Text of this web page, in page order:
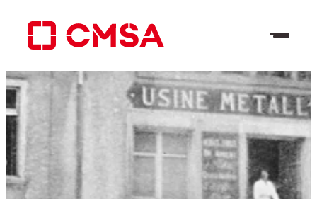
Inhalt
springen
Suchen DE